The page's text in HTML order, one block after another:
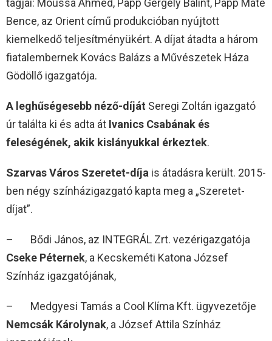
Bence, az Orient című produkcióban nyújtott
kiemelkedő teljesítményükért. A díjat átadta a három
fiatalembernek Kovács Balázs a Művészetek Háza
Gödöllő igazgatója.
A leghűségesebb néző-díját Seregi Zoltán igazgató
úr találta ki és adta át Ivanics Csabának és
feleségének, akik kislányukkal érkeztek.
Szarvas Város Szeretet-díja is átadásra került. 2015-
ben négy színházigazgató kapta meg a „Szeretet-
díjat”.
– Bődi János, az INTEGRÁL Zrt. vezérigazgatója
Cseke Péternek, a Kecskeméti Katona József
Színház igazgatójának,
– Medgyesi Tamás a Cool Klíma Kft. ügyvezetője
Nemcsák Károlynak, a József Attila Színház